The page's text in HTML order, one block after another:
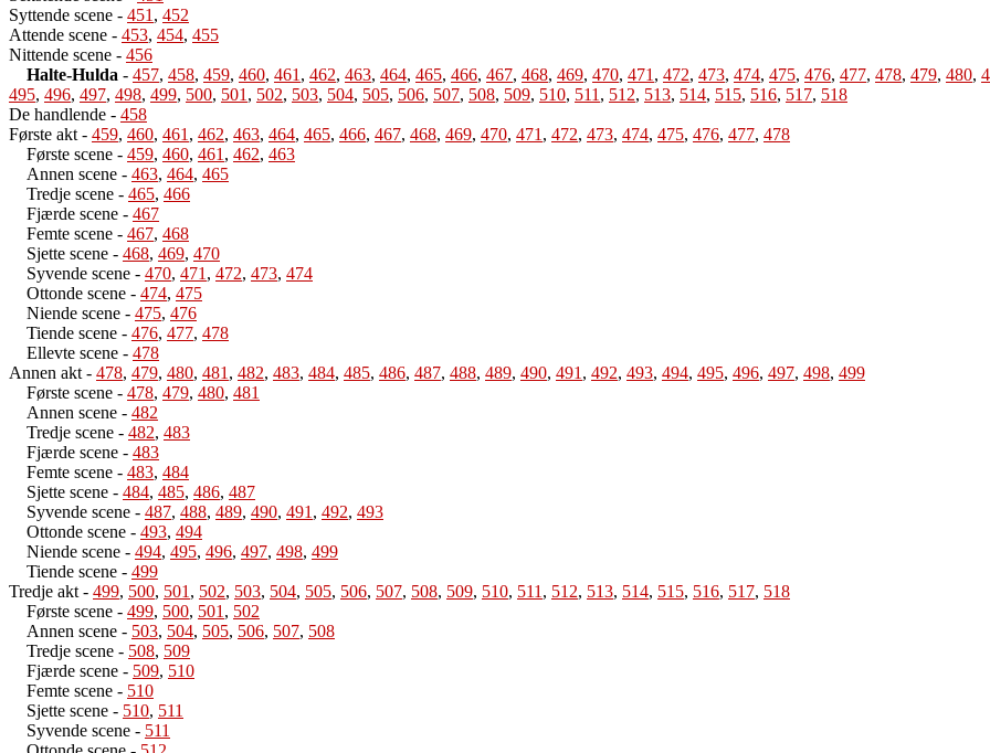
Syttende scene - 451 , 452
Attende scene - 453, 454, 455
Nittende scene - 456
Halte-Hulda - 457, 458, 459, 460, 461 , 462, 463, 464, 465, 466, 467, 468, 469, 470, 471 , 472, 473, 474, 475, 476, 477, 478, 479, 480,
495, 496, 497, 498, 499, 500, 501 , 502, 503, 504, 505, 506, 507, 508, 509, 510, 511 , 512, 513, 514, 515, 516, 517, 518
De handlende - 458
Første akt - 459, 460, 461 , 462, 463, 464, 465, 466, 467, 468, 469, 470, 471 , 472, 473, 474, 475, 476, 477, 478
Første scene - 459, 460, 461 , 462, 463
Annen scene - 463, 464, 465
Tredje scene - 465, 466
Fjærde scene - 467
Femte scene - 467, 468
Sjette scene - 468, 469, 470
Syvende scene - 470, 471 , 472, 473, 474
Ottonde scene - 474, 475
Niende scene - 475, 476
Tiende scene - 476, 477, 478
Ellevte scene - 478
Annen akt - 478, 479, 480, 481 , 482, 483, 484, 485, 486, 487, 488, 489, 490, 491 , 492, 493, 494, 495, 496, 497, 498, 499
Første scene - 478, 479, 480, 481
Annen scene - 482
Tredje scene - 482, 483
Fjærde scene - 483
Femte scene - 483, 484
Sjette scene - 484, 485, 486, 487
Syvende scene - 487, 488, 489, 490, 491 , 492, 493
Ottonde scene - 493, 494
Niende scene - 494, 495, 496, 497, 498, 499
Tiende scene - 499
Tredje akt - 499, 500, 501 , 502, 503, 504, 505, 506, 507, 508, 509, 510, 511 , 512, 513, 514, 515, 516, 517, 518
Første scene - 499, 500, 501 , 502
Annen scene - 503, 504, 505, 506, 507, 508
Tredje scene - 508, 509
Fjærde scene - 509, 510
Femte scene - 510
Sjette scene - 510, 511
Syvende scene - 511